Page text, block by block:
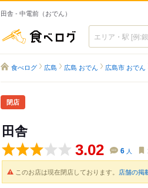
田舎 - 中電前（おでん）
食べログ
食べログ 広島 広島 おでん 広島市 おでん
閉店
田舎
3.02 6 人
このお店は現在閉店しております。 店舗の掲